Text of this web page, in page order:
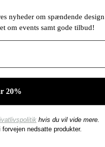
nyheder om spændende design
om events samt gode tilbud!
hvis du vil vide mere.
nedsatte produkter.